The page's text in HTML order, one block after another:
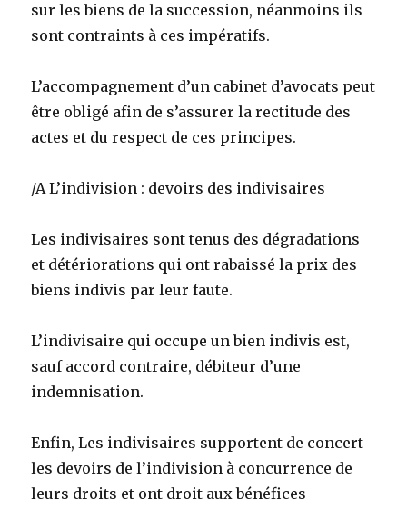
sur les biens de la succession, néanmoins ils
sont contraints à ces impératifs.
L’accompagnement d’un cabinet d’avocats peut
être obligé afin de s’assurer la rectitude des
actes et du respect de ces principes.
/A L’indivision : devoirs des indivisaires
Les indivisaires sont tenus des dégradations
et détériorations qui ont rabaissé la prix des
biens indivis par leur faute.
L’indivisaire qui occupe un bien indivis est,
sauf accord contraire, débiteur d’une
indemnisation.
Enfin, Les indivisaires supportent de concert
les devoirs de l’indivision à concurrence de
leurs droits et ont droit aux bénéfices